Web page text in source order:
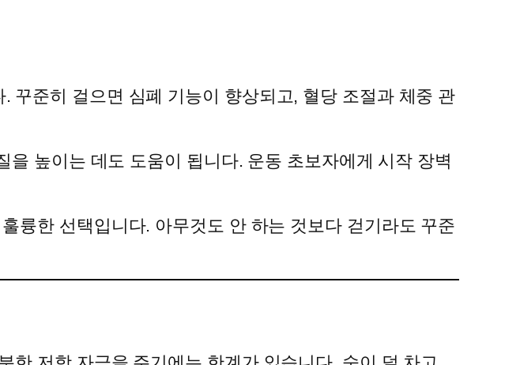
꾸준히 걸으면 심폐 기능이 향상되고, 혈당 조절과 체중 관
높이는 데도 도움이 됩니다. 운동 초보자에게 시작 장벽
륭한 선택입니다. 아무것도 안 하는 것보다 걷기라도 꾸준